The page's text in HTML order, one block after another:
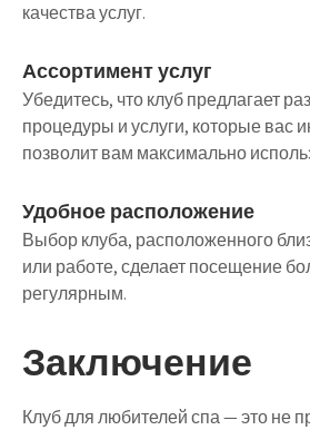
качества услуг.
Ассортимент услуг
Убедитесь, что клуб предлагает
процедуры и услуги, которые вас
позволит вам максимально
Удобное расположение
Выбор клуба, расположенного
или работе, сделает посещение
регулярным.
Заключение
Клуб для любителей спа — это не